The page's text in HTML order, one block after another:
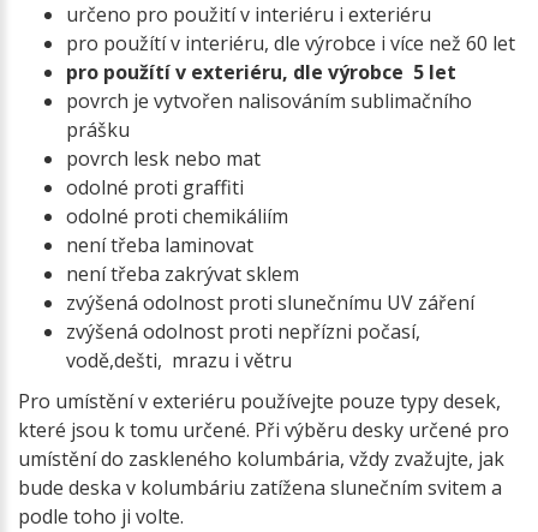
určeno pro použití v interiéru i exteriéru
pro použítí v interiéru, dle výrobce i více než 60 let
pro použítí v exteriéru, dle výrobce 5 let
povrch je vytvořen nalisováním sublimačního
prášku
povrch lesk nebo mat
odolné proti graffiti
odolné proti chemikáliím
není třeba laminovat
není třeba zakrývat sklem
zvýšená odolnost proti slunečnímu UV záření
zvýšená odolnost proti nepřízni počasí,
vodě,dešti, mrazu i větru
Pro umístění v exteriéru používejte pouze typy desek,
které jsou k tomu určené. Při výběru desky určené pro
umístění do zaskleného kolumbária, vždy zvažujte, jak
bude deska v kolumbáriu zatížena slunečním svitem a
podle toho ji volte.